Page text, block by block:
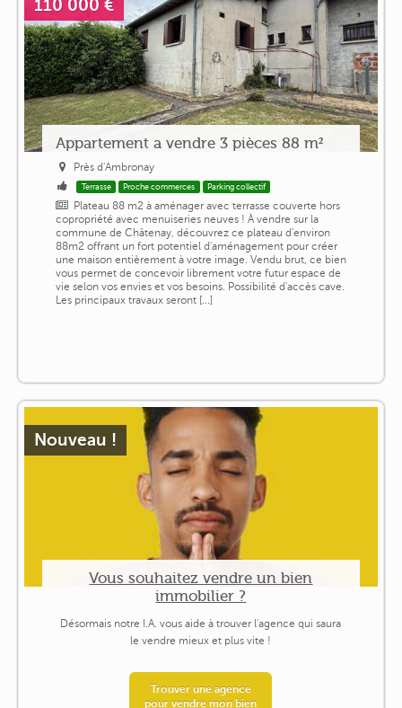
110 000 €
Appartement a vendre 3 pièces 88 m²
Près d'Ambronay
Terrasse Proche commerces Parking collectif
Plateau 88 m2 à aménager avec terrasse couverte hors
copropriété avec menuiseries neuves ! À vendre sur la
commune de Châtenay, découvrez ce plateau d'environ
88m2 offrant un fort potentiel d'aménagement pour créer
une maison entièrement à votre image. Vendu brut, ce bien
vous permet de concevoir librement votre futur espace de
vie selon vos envies et vos besoins. Possibilité d'accès cave.
Les principaux travaux seront [...]
Nouveau !
Vous souhaitez vendre un bien
immobilier ?
Désormais notre I.A. vous aide à trouver l'agence qui saura
le vendre mieux et plus vite !
Trouver une agence
pour vendre mon bien